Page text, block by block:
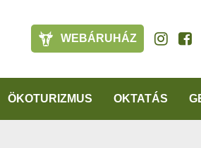
WEBÁRUHÁZ
ÖKOTURIZMUS OKTATÁS